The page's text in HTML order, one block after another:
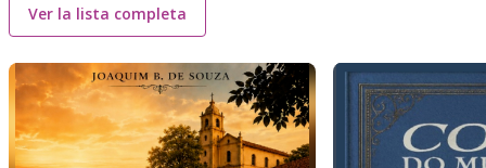
Ver la lista completa